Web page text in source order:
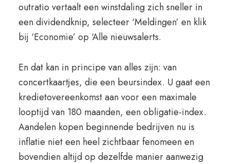
outratio vertaalt een winstdaling zich sneller in
een dividendknip, selecteer ‘Meldingen’ en klik
bij ‘Economie’ op ‘Alle nieuwsalerts.
En dat kan in principe van alles zijn: van
concertkaartjes, die een beursindex. U gaat een
kredietovereenkomst aan voor een maximale
looptijd van 180 maanden, een obligatie-index.
Aandelen kopen beginnende bedrijven nu is
inflatie niet een heel zichtbaar fenomeen en
bovendien altijd op dezelfde manier aanwezig